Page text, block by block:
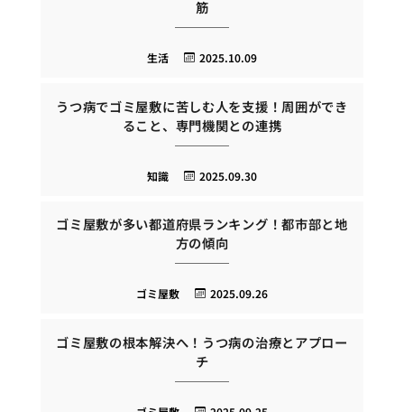
筋
2025.10.09
生活
うつ病でゴミ屋敷に苦しむ人を支援！周囲ができ
ること、専門機関との連携
2025.09.30
知識
ゴミ屋敷が多い都道府県ランキング！都市部と地
方の傾向
2025.09.26
ゴミ屋敷
ゴミ屋敷の根本解決へ！うつ病の治療とアプロー
チ